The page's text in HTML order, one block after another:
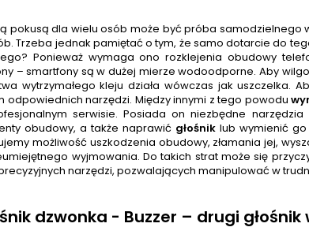
pokusą dla wielu osób może być próba samodzielnego
Trzeba jednak pamiętać o tym, że samo dotarcie do
Ponieważ wymaga ono rozklejenia obudowy
– smartfony są w dużej mierze wodoodporne. Aby
wytrzymałego kleju działa wówczas jak
odpowiednich narzędzi. Między innymi z tego powodu
serwisie. Posiada on niezbędne
obudowy, a także naprawić głośnik lub wymienić
możliwość uszkodzenia obudowy, złamania jej,
wyjmowania. Do takich strat może się
narzędzi, pozwalających manipulować w
dzwonka - Buzzer – drugi